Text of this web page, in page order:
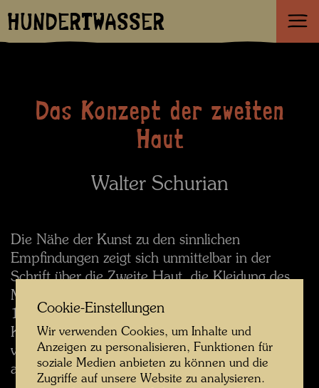
HUNDERTWASSER
Das Konzept der zweiten
Haut
Walter Schurian
Die Nähe der Kunst zu den sinnlichen
Empfindungen zeigt sich unmittelbar in der
Schrift über die Zweite Haut, die Kleidung des
Menschen (»Über die Zweite Haut«,
1982/1983). Darin wird dargelegt, wie die
Kleidung des Menschen inzwischen zur Mode
verkommen ist, welche dem Einzelnen von
außen her zudiktiert wird.
Cookie-Einstellungen
Wir verwenden Cookies, um Inhalte und
Anzeigen zu personalisieren, Funktionen für
soziale Medien anbieten zu können und die
Zugriffe auf unsere Website zu analysieren.